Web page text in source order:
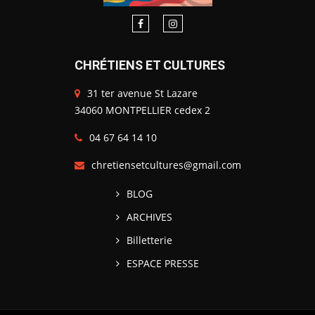
CHRÉTIENS ET CULTURES
31 ter avenue St Lazare
34060 MONTPELLIER cedex 2
04 67 64 14 10
chretiensetcultures@gmail.com
BLOG
ARCHIVES
Billetterie
ESPACE PRESSE